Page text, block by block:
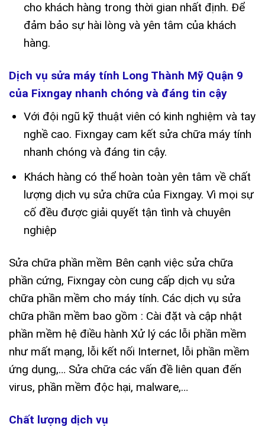
cho khách hàng trong thời gian nhất định. Để
đảm bảo sự hài lòng và yên tâm của khách
hàng.
Dịch vụ sửa máy tính Long Thành Mỹ Quận 9
của Fixngay nhanh chóng và đáng tin cậy
Với đội ngũ kỹ thuật viên có kinh nghiệm và tay
nghề cao. Fixngay cam kết sửa chữa máy tính
nhanh chóng và đáng tin cậy.
Khách hàng có thể hoàn toàn yên tâm về chất
lượng dịch vụ sửa chữa của Fixngay. Vì mọi sự
cố đều được giải quyết tận tình và chuyên
nghiệp
Sửa chữa phần mềm Bên cạnh việc sửa chữa
phần cứng, Fixngay còn cung cấp dịch vụ sửa
chữa phần mềm cho máy tính. Các dịch vụ sửa
chữa phần mềm bao gồm : Cài đặt và cập nhật
phần mềm hệ điều hành Xử lý các lỗi phần mềm
như mất mạng, lỗi kết nối Internet, lỗi phần mềm
ứng dụng,… Sửa chữa các vấn đề liên quan đến
virus, phần mềm độc hại, malware,…
Chất lượng dịch vụ